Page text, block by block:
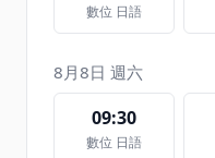
數位 日語
8月8日 週六
09:30
數位 日語